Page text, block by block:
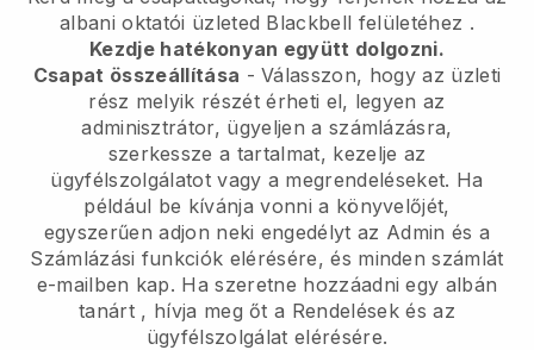
albani oktatói üzleted Blackbell felületéhez .
Kezdje hatékonyan együtt dolgozni.
Csapat összeállítása - Válasszon, hogy az üzleti
rész melyik részét érheti el, legyen az
adminisztrátor, ügyeljen a számlázásra,
szerkessze a tartalmat, kezelje az
ügyfélszolgálatot vagy a megrendeléseket. Ha
például be kívánja vonni a könyvelőjét,
egyszerűen adjon neki engedélyt az Admin és a
Számlázási funkciók elérésére, és minden számlát
e-mailben kap. Ha szeretne hozzáadni egy albán
tanárt , hívja meg őt a Rendelések és az
ügyfélszolgálat elérésére.